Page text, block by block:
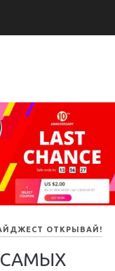
ОТКРЫВАЙ!
САМЫХ